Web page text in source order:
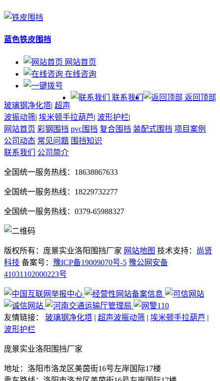
蓝色铁皮围挡
网站首页
在线咨询
返回顶部
联系我们
玻璃钢净化塔| 超声
波振动筛| 埃米顿手拉葫芦| 波形护栏|
网站首页 彩钢围挡 pvc围挡 复合围挡 装配式围挡 项目案例
公司动态 常见问题 围挡知识
联系我们
公司简介
全国统一服务热线：18638867633
全国统一服务热线：18229732277
全国统一服务热线：0379-65988327
版权所有：庞景实业洛阳围挡厂家 网站地图 技术支持：
尚贤
科技 备案号： 豫ICP备19009070号-5 豫公网安备
41031102000223号
友情链接： 玻璃钢净化塔 | 超声波振动筛 | 埃米顿手拉葫芦 |
波形护栏
庞景实业洛阳围挡厂家
地址：洛阳市洛龙区美茵街16号左岸国际17楼